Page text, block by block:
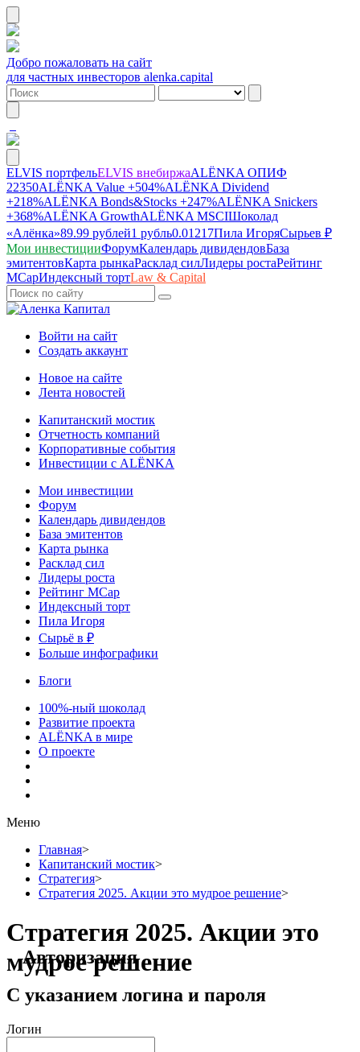
Добро пожаловать на сайт
для частных инвесторов alenka.capital
ELVIS портфельELVIS внебиржаALЁNKA ОПИФ
22350ALЁNKA Value +504%ALЁNKA Dividend
+218%ALЁNKA Bonds&Stocks +247%ALЁNKA Snickers
+368%ALЁNKA GrowthALЁNKA MSCIШоколад
«Алёнка»89.99 рублей1 рубль0.01217Пила ИгоряСырьев ₽
Мои инвестицииФорумКалендарь дивидендовБаза
эмитентовКарта рынкаРасклад силЛидеры ростаРейтинг
MCapИндексный тортLaw & Capital
Войти на сайт
Создать аккаунт
Новое на сайте
Лента новостей
Капитанский мостик
Отчетность компаний
Корпоративные события
Инвестиции с ALЁNKA
Мои инвестиции
Форум
Календарь дивидендов
База эмитентов
Карта рынка
Расклад сил
Лидеры роста
Рейтинг MCap
Индексный торт
Пила Игоря
Сырьё в ₽
Больше инфографики
Блоги
100%-ный шоколад
Развитие проекта
ALЁNKA в мире
О проекте
Меню
Главная>
Капитанский мостик>
Стратегия>
Стратегия 2025. Акции это мудрое решение>
Стратегия 2025. Акции это
мудрое решение
Авторизация
С указанием логина и пароля
Логин